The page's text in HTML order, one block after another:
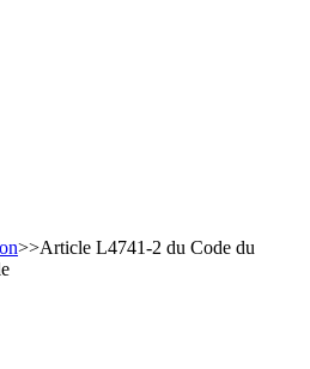
>>Article L4741-2 du Code du